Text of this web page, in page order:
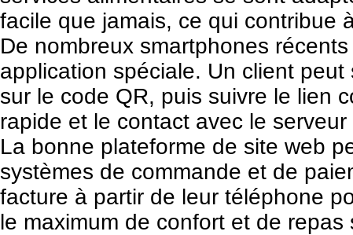
facile que jamais, ce qui contribue
De nombreux smartphones
application spéciale. Un client
sur le code QR, puis suivre le lien
rapide et le contact avec le
La bonne plateforme de site web
systèmes de commande et de
facture à partir de leur téléphone
le maximum de confort et de repas